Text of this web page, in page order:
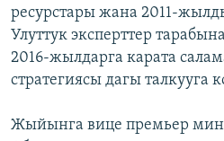
ресурстары жана 2011-
Улуттук эксперттер
2016-жылдарга карата
стратегиясы дагы талкууга
Жыйынга вице премьер